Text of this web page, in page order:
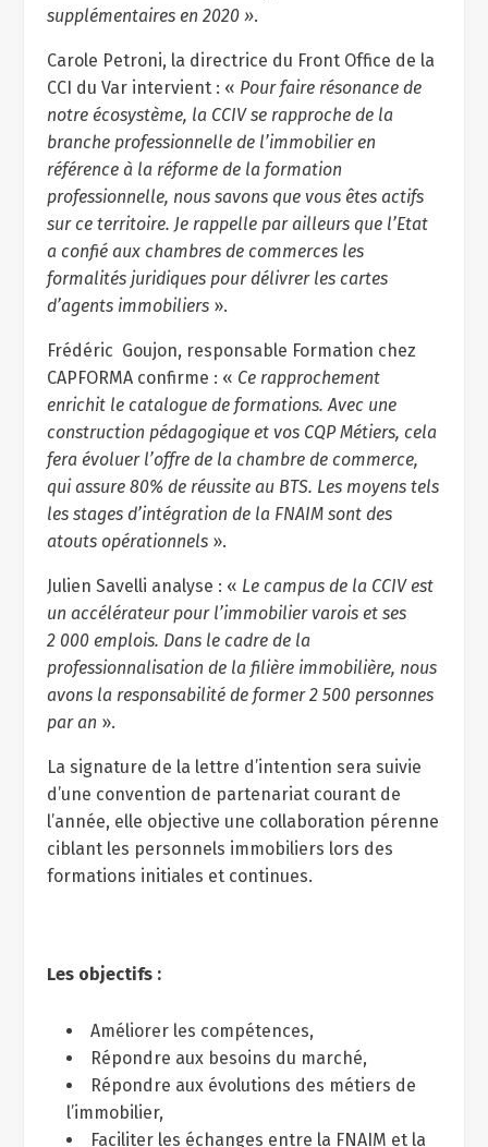
supplémentaires en 2020 ».
Carole Petroni, la directrice du Front Office de la
CCI du Var intervient : « Pour faire résonance de
notre écosystème, la CCIV se rapproche de la
branche professionnelle de l’immobilier en
référence à la réforme de la formation
professionnelle, nous savons que vous êtes actifs
sur ce territoire. Je rappelle par ailleurs que l’Etat
a confié aux chambres de commerces les
formalités juridiques pour délivrer les cartes
d’agents immobiliers».
Frédéric Goujon, responsable Formation chez
CAPFORMA confirme : « Ce rapprochement
enrichit le catalogue de formations. Avec une
construction pédagogique et vos CQP Métiers, cela
fera évoluer l’offre de la chambre de commerce,
qui assure 80% de réussite au BTS. Les moyens tels
les stages d’intégration de la FNAIM sont des
atouts opérationnels ».
Julien Savelli analyse : « Le campus de la CCIV est
un accélérateur pour l’immobilier varois et ses
2 000 emplois. Dans le cadre de la
professionnalisation de la filière immobilière, nous
avons la responsabilité de former 2 500 personnes
par an ».
La signature de la lettre d’intention sera suivie
d’une convention de partenariat courant de
l’année, elle objective une collaboration pérenne
ciblant les personnels immobiliers lors des
formations initiales et continues.
Les objectifs :
Améliorer les compétences,
Répondre aux besoins du marché,
Répondre aux évolutions des métiers de
l’immobilier,
Faciliter les échanges entre la FNAIM et la